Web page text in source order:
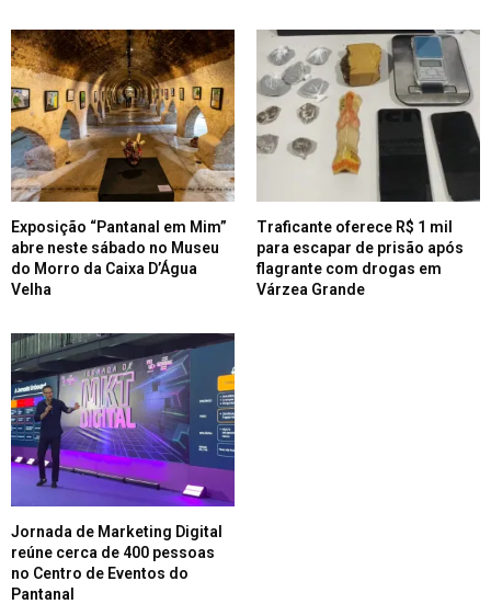
Exposição “Pantanal em Mim”
abre neste sábado no Museu
do Morro da Caixa D’Água
Velha
Traficante oferece R$ 1 mil
para escapar de prisão após
flagrante com drogas em
Várzea Grande
Jornada de Marketing Digital
reúne cerca de 400 pessoas
no Centro de Eventos do
Pantanal